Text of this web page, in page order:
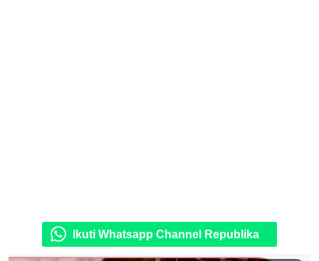
Ikuti Whatsapp Channel Republika